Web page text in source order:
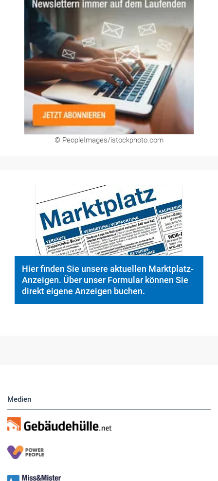
© PeopleImages/istockphoto.com
Hier finden Sie unsere aktuellen Marktplatz-
Anzeigen. Über unser Formular können Sie
direkt eigene Anzeigen buchen.
Medien